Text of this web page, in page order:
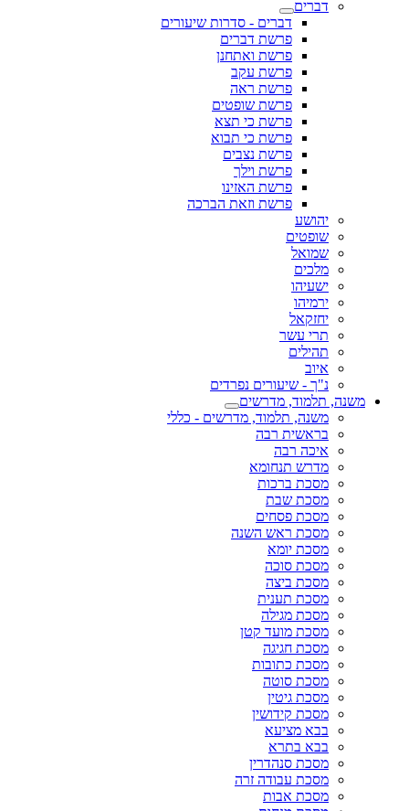
דברים
דברים - סדרות שיעורים
פרשת דברים
פרשת ואתחנן
פרשת עקב
פרשת ראה
פרשת שופטים
פרשת כי תצא
פרשת כי תבוא
פרשת נצבים
פרשת וילך
פרשת האזינו
פרשת וזאת הברכה
יהושע
שופטים
שמואל
מלכים
ישעיהו
ירמיהו
יחזקאל
תרי עשר
תהילים
איוב
נ"ך - שיעורים נפרדים
משנה, תלמוד, מדרשים
משנה, תלמוד, מדרשים - כללי
בראשית רבה
איכה רבה
מדרש תנחומא
מסכת ברכות
מסכת שבת
מסכת פסחים
מסכת ראש השנה
מסכת יומא
מסכת סוכה
מסכת ביצה
מסכת תענית
מסכת מגילה
מסכת מועד קטן
מסכת חגיגה
מסכת כתובות
מסכת סוטה
מסכת גיטין
מסכת קידושין
בבא מציעא
בבא בתרא
מסכת סנהדרין
מסכת עבודה זרה
מסכת אבות